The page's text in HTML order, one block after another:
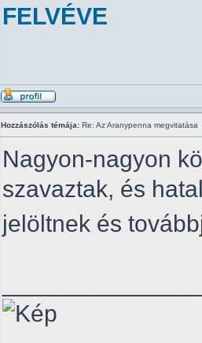
FELVÉVE
Hozzászólás témája: Re: Az Aranypenna megvitatása
Nagyon-nagyon
szavaztak, és
jelöltnek és